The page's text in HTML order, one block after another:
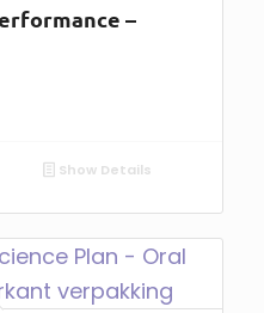
–
Show Details